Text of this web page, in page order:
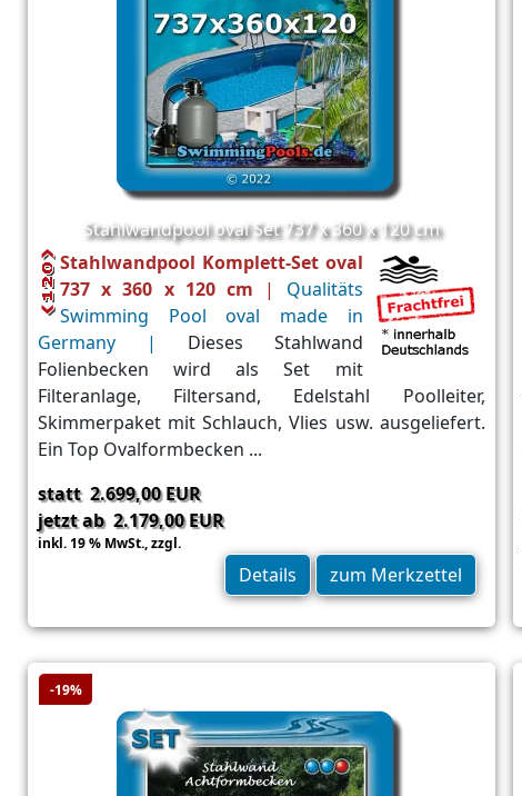
Stahlwandpool oval Set 737 x 360 x 120 cm
Stahlwandpool Komplett-Set oval
737 x 360 x 120 cm
| Qualitäts
Swimming Pool oval made in
Germany | Dieses Stahlwand
Folienbecken wird als Set mit
Filteranlage, Filtersand, Edelstahl Poolleiter,
Skimmerpaket mit Schlauch, Vlies usw. ausgeliefert.
Ein Top Ovalformbecken ...
statt 2.699,00 EUR
jetzt ab 2.179,00 EUR
inkl. 19 % MwSt.,zzgl.
Details zum Merkzettel
-19%